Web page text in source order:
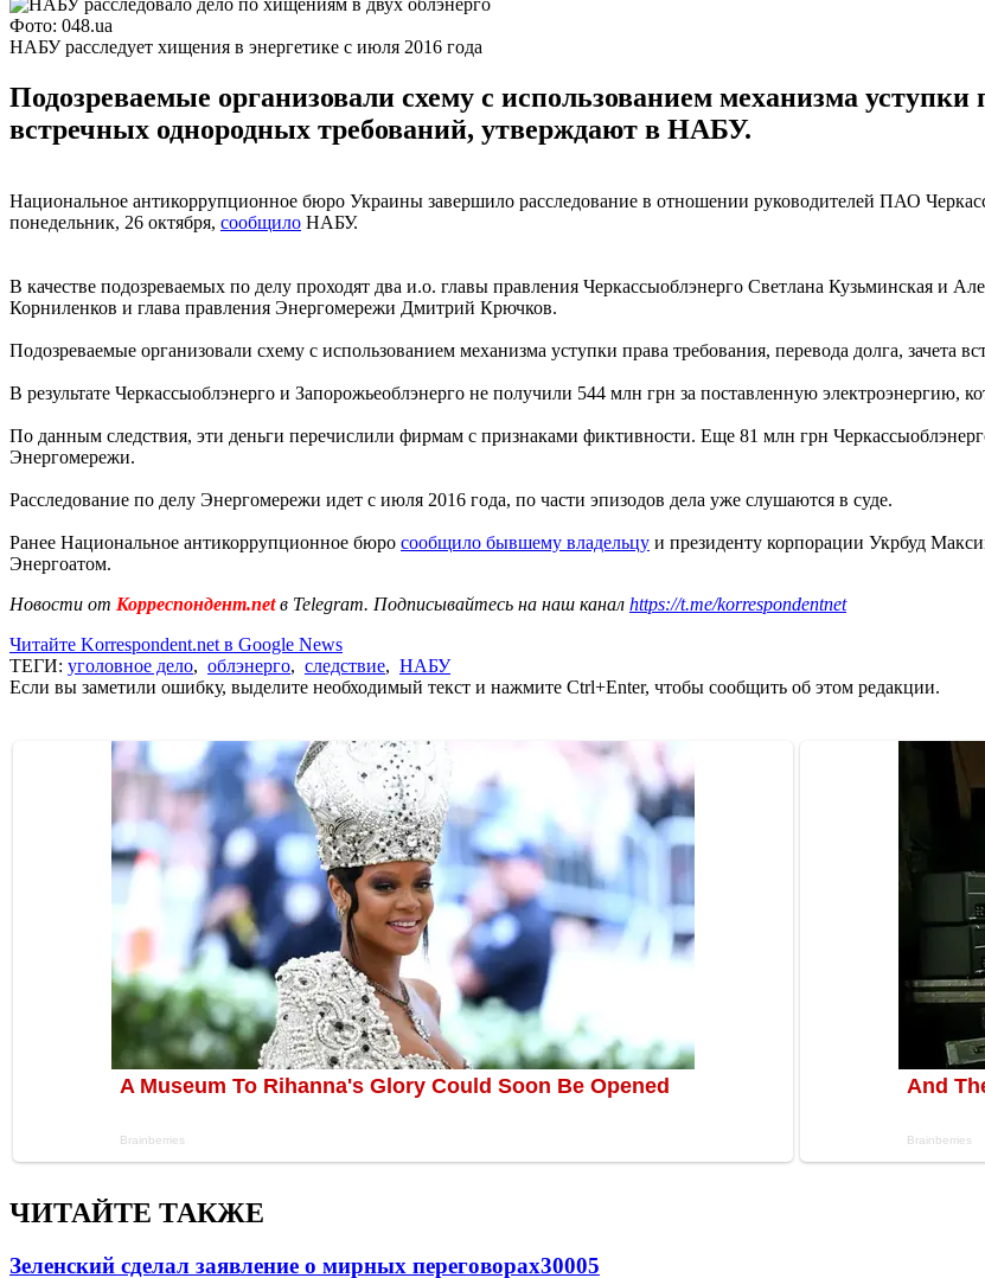
Фото: 048.ua
НАБУ расследует хищения в энергетике с июля 2016 года
Подозреваемые организовали схему с использованием механизма уступки
встречных однородных требований, утверждают в НАБУ.
Национальное антикоррупционное бюро Украины завершило расследование в отношении руководителей ПАО
понедельник, 26 октября, сообщило НАБУ.
В качестве подозреваемых по делу проходят два и.о. главы правления Черкассыоблэнерго Светлана Кузьминская и
Корниленков и глава правления Энергомережи Дмитрий Крючков.
Подозреваемые организовали схему с использованием механизма уступки права требования, перевода долга,
В результате Черкассыоблэнерго и Запорожьеоблэнерго не получили 544 млн грн за поставленную электроэнергию,
По данным следствия, эти деньги перечислили фирмам с признаками фиктивности. Еще 81 млн грн
Энергомережи.
Расследование по делу Энергомережи идет с июля 2016 года, по части эпизодов дела уже слушаются в суде.
Ранее Национальное антикоррупционное бюро сообщило бывшему владельцу и президенту корпорации Укрбуд
Энергоатом.
Новости от Корреспондент.netв Telegram. Подписывайтесь на наш канал https://t.me/korrespondentnet
Читайте Korrespondent.net в Google News
ТЕГИ: уголовное дело, облэнерго, следствие, НАБУ
Если вы заметили ошибку, выделите необходимый текст и нажмите Ctrl+Enter, чтобы сообщить об этом редакции.
ЧИТАЙТЕ ТАКЖЕ
Зеленский сделал заявление о мирных переговорах30005